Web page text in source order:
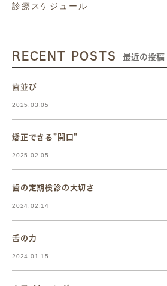
診療スケジュール
RECENT POSTS 最近の投稿
歯並び
2025.03.05
矯正できる”開口”
2025.02.05
歯の定期検診の大切さ
2024.02.14
舌の力
2024.01.15